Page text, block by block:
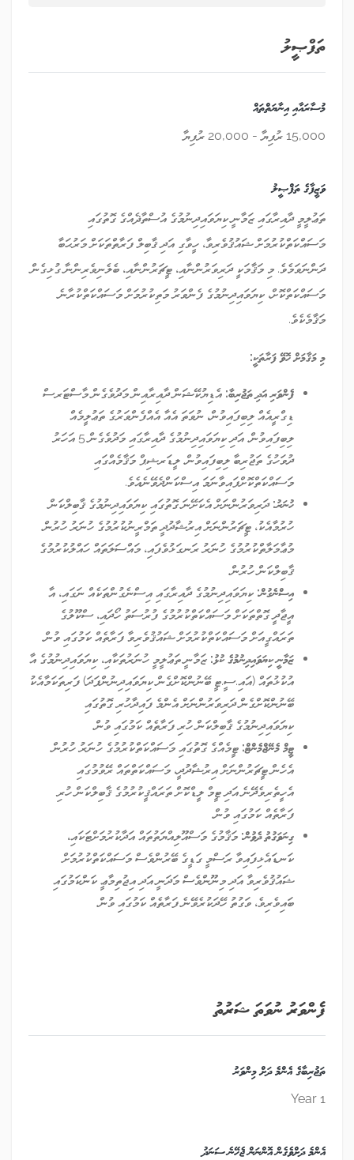
ތަފްޞީލު
މުސާރައާއި އިނާޔަތްތައް
15,000 ރުފިޔާ - 20,000 ރުފިޔާ
ވަޒީފާގެ ތަފްޞީލު
ތަޢުލީމީ ދާއިރާގައި ޒަމާނީ ކިޔަވައިދިނުމުގެ އުސްތާޛެއްގެ ގޮތުގައި
މަސައްކަތްކުރުމަށް ޝައުޤުވެރިވާ، ހީވާގި އަދި ޤާބިލް ފަރާތްތަކަށް މަރުޙަބާ
ދަންނަވަމެވެ. މި މަޤާމަކީ ދަރިވަރުންނާއި، ޓީޗަރުންނާއި، ބެލެނިވެރިންނާ ގުޅިގެން
މަސައްކަތްކޮށް، ކިޔަވައިދިނުމުގެ ފެންވަރު މަތިކުރުމަށް މަސައްކަތްކުރާނެ
މަޤާމެކެވެ.
މި މަޤާމަށް ހޮވޭ ފަރާތަކީ:
ފެންވަރި އަދި ތަޖުރިބާ: އެޑިޔުކޭޝަން ދާއިރާއިން މަދުވެގެން މާސްޓަރސް
ޑިގްރީއެއް ލިބިފައިވުން، ނުވަތަ އެއާ އެއްފެންވަރުގެ ތަޢުލީމެއް
ލިބިފައިވުން. އަދި ކިޔަވައިދިނުމުގެ ދާއިރާގައި މަދުވެގެން 5 އަހަރު
ދުވަހުގެ ތަޖުރިބާ ލިބިފައިވުން. ލީޑަރޝިޕް މަޤާމެއްގައި
މަސައްކަތްކޮށްފައިވާނަމަ އިސްކަންދެވޭނެއެވެ.
ހުނަރު: ދަރިވަރުންނަށް އެކަށޭނަ ގޮތުގައި ކިޔަވައިދިނުމުގެ ޤާބިލްކަން
ހުރުމާއެކު، ޓީޗަރުންނަށް އިރުޝާދުދީ ތަމްރީނުކުރުމުގެ ހުނަރު ހުރުން.
މުޢާމަލާތްކުރުމުގެ ހުނަރު ރަނގަޅުވެފައި، މައްސަލަތައް ހައްލުކުރުމުގެ
ޤާބިލްކަން ހުރުން.
އިސްނެގުން: ކިޔަވައިދިނުމުގެ ދާއިރާގައި އިސްނެގުންތަކެއް ނަގައި، އާ
އީޖާދީ ގޮތްތަކަށް މަސައްކަތްކުރުމުގެ ފުރުސަތު ހޯދައި، ސްކޫލުގެ
ތަރައްގީއަށް މަސައްކަތްކުރުމަށް ޝައުޤުވެރިވާ ފަރާތެއް ކަމުގައި ވުން.
ޒަމާނީ ކިޔަވައިދިނުމުގެ ކުޅު: ޒަމާނީ ތަޢުލީމީ ހުނަރުތަކާއި، ކިޔަވައިދިނުމުގެ އާ
އުކުޅުތައް (އައި.ސީ.ޓީ ބޭނުންކޮށްގެން ކިޔަވައިދިނުންފަދަ) ފަރިތަކަމާއެކު
ބޭނުންކޮށްގެން ދަރިވަރުންނަށް އެންމެ ފައިދާހުރި ގޮތުގައި
ކިޔަވައިދިނުމުގެ ޤާބިލްކަން ހުރި ފަރާތެއް ކަމުގައި ވުން.
ޓީމް މެނޭޖްމެންޓް: ޓީމެއްގެ ގޮތުގައި މަސައްކަތްކުރުމުގެ ހުނަރު ހުރުން.
އެހެން ޓީޗަރުންނަށް އިރުޝާދުދީ، މަސައްކަތްތައް ރޭވުމުގައި
އެހީތެރިވެދޭނެ އަދި ޓީމް ލީޑްކޮށް ތަރައްޤީކުރުމުގެ ޤާބިލްކަން ހުރި
ފަރާތެއް ކަމުގައި ވުން.
ގިނަވަގުތު ދެވުން: މަޤާމުގެ މަސްއޫލިއްޔަތުތައް އަދާކުރުމަށްޓަކައި،
ކަނޑައެޅިފައިވާ ރަސްމީ ގަޑީގެ ބޭރުންވެސް މަސައްކަތްކުރުމަށް
ޝައުޤުވެރިވާ އަދި މިނޫންވެސް މަދަނީ އަދި އިޖުތިމާޢީ ކަންކަމުގައި
ބައިވެރިވެ، ވަގުތު ހޭދަކުރެވޭނެ ފަރާތެއް ކަމުގައި ވުން.
ފެންވަރު ނުވަތަ ޝަރުތު
ތަޖުރިބާގެ އެންމެ ދަށް މިންވަރު
1 Year
އެންމެ ދަށްވެގެން އޮންނަން ޖެހޭނެ ސަނަދު